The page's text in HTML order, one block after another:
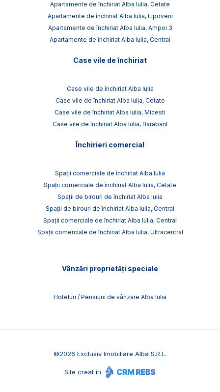
Apartamente de închiriat Alba Iulia, Cetate
Apartamente de închiriat Alba Iulia, Lipoveni
Apartamente de închiriat Alba Iulia, Ampoi 3
Apartamente de închiriat Alba Iulia, Central
Case vile de închiriat
Case vile de închiriat Alba Iulia
Case vile de închiriat Alba Iulia, Cetate
Case vile de închiriat Alba Iulia, Micesti
Case vile de închiriat Alba Iulia, Barabant
Închirieri comercial
Spații comerciale de închiriat Alba Iulia
Spații comerciale de închiriat Alba Iulia, Cetate
Spații de birouri de închiriat Alba Iulia
Spații de birouri de închiriat Alba Iulia, Central
Spații comerciale de închiriat Alba Iulia, Central
Spații comerciale de închiriat Alba Iulia, Ultracentral
Vânzări proprietăți speciale
Hoteluri / Pensiuni de vânzare Alba Iulia
©2026 Exclusiv Imobiliare Alba S.R.L.
Site creat în